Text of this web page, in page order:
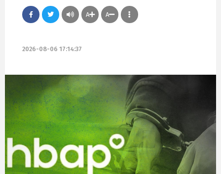
A A
2026-08-06 17:14:37